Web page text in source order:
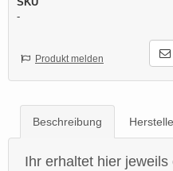
-
Produkt melden
Beschreibung
Ihr erhaltet hier